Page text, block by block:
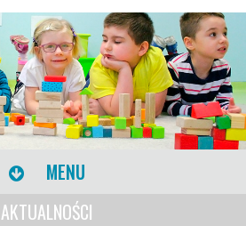
MENU
AKTUALNOŚCI